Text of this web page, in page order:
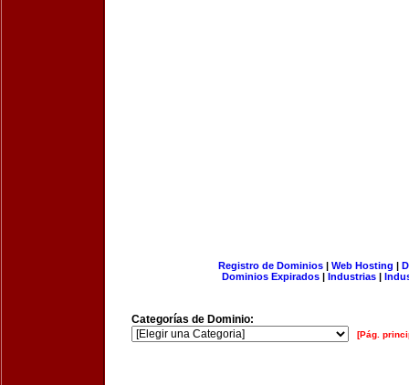
Registro de Dominios| Web Hosting |
Dominios Expirados | Industrias |
Categorías de Dominio:
[Pág.